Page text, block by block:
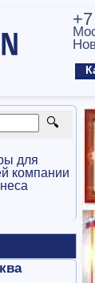
для
компании